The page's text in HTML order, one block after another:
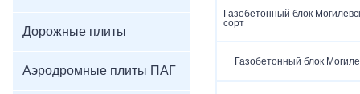
Дорожные плиты
Аэродромные плиты ПАГ
Газобетонный блок
сорт
Газобетонный блок